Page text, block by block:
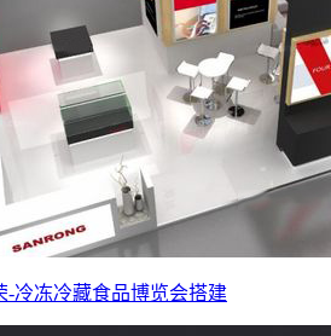
-冷冻冷藏食品博览会搭建